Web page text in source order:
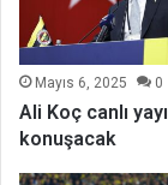
Mayıs 6, 2025 0
Ali Koç canlı
konuşacak